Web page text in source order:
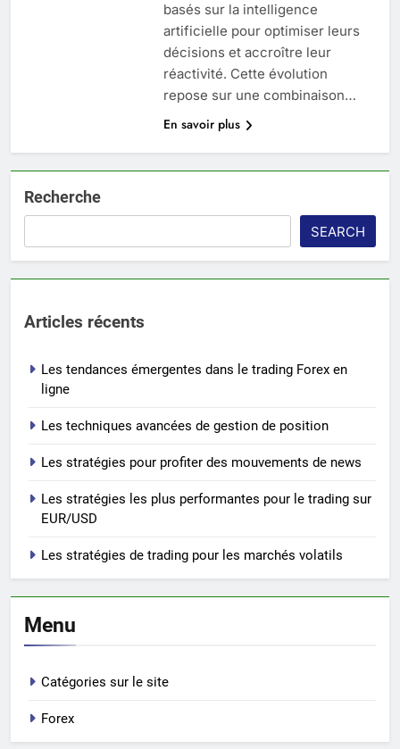
basés sur la intelligence
artificielle pour optimiser leurs
décisions et accroître leur
réactivité. Cette évolution
repose sur une combinaison…
En savoir plus
Recherche
SEARCH
Articles récents
Les tendances émergentes dans le trading Forex en
ligne
Les techniques avancées de gestion de position
Les stratégies pour profiter des mouvements de news
Les stratégies les plus performantes pour le trading sur
EUR/USD
Les stratégies de trading pour les marchés volatils
Menu
Catégories sur le site
Forex